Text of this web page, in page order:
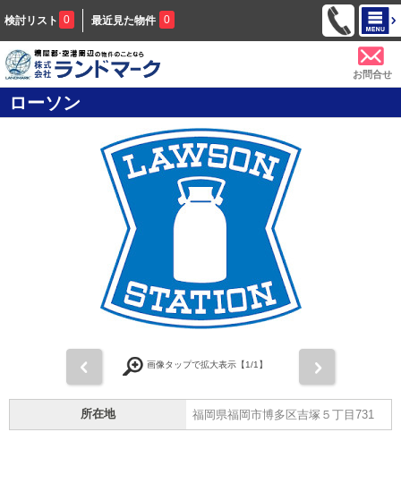
検討リスト 0 最近見た物件 0
お問合せ
ローソン
画像タップで拡大表示【1/1】
所在地 福岡県福岡市博多区吉塚５丁目731